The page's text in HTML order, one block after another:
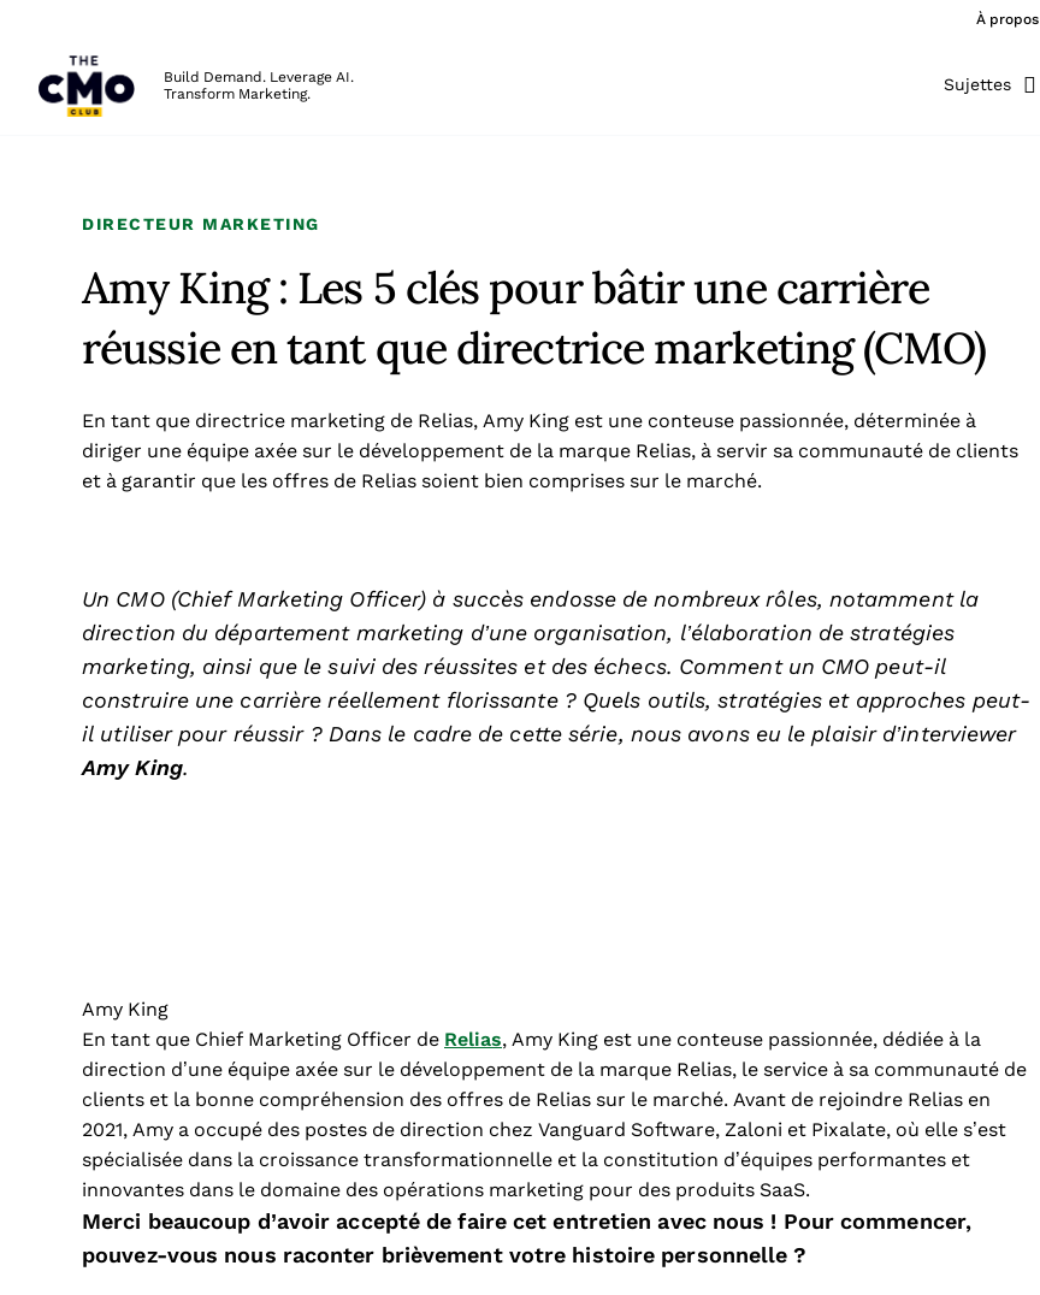
À propos
Build Demand. Leverage AI.
Transform Marketing.
Sujettes
DIRECTEUR MARKETING
Amy King : Les 5 clés pour bâtir une carrière
réussie en tant que directrice marketing (CMO)
En tant que directrice marketing de Relias, Amy King est une conteuse passionnée, déterminée à
diriger une équipe axée sur le développement de la marque Relias, à servir sa communauté de clients
et à garantir que les offres de Relias soient bien comprises sur le marché.
Un CMO (Chief Marketing Officer) à succès endosse de nombreux rôles, notamment la
direction du département marketing d’une organisation, l’élaboration de stratégies
marketing, ainsi que le suivi des réussites et des échecs. Comment un CMO peut-il
construire une carrière réellement florissante ? Quels outils, stratégies et approches peut-
il utiliser pour réussir ? Dans le cadre de cette série, nous avons eu le plaisir d’interviewer
Amy King.
Amy King
En tant que Chief Marketing Officer de Relias, Amy King est une conteuse passionnée, dédiée à la
direction d’une équipe axée sur le développement de la marque Relias, le service à sa communauté de
clients et la bonne compréhension des offres de Relias sur le marché. Avant de rejoindre Relias en
2021, Amy a occupé des postes de direction chez Vanguard Software, Zaloni et Pixalate, où elle s’est
spécialisée dans la croissance transformationnelle et la constitution d’équipes performantes et
innovantes dans le domaine des opérations marketing pour des produits SaaS.
Merci beaucoup d’avoir accepté de faire cet entretien avec nous ! Pour commencer,
pouvez-vous nous raconter brièvement votre histoire personnelle ?